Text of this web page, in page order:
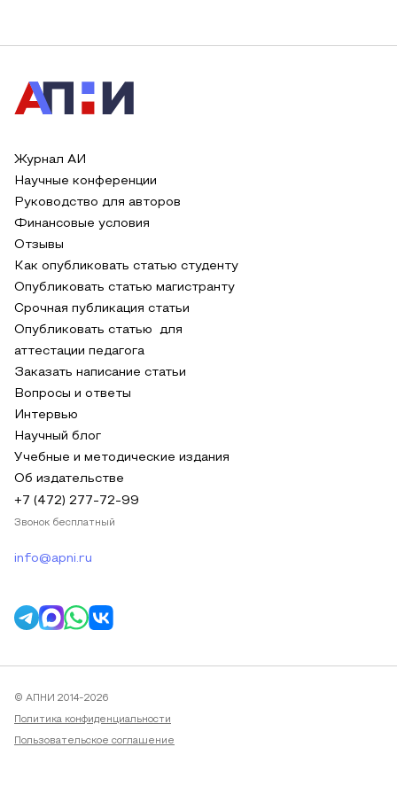
Журнал АИ
Научные конференции
Руководство для авторов
Финансовые условия
Отзывы
Как опубликовать статью студенту
Опубликовать статью магистранту
Срочная публикация статьи
Опубликовать статью для
аттестации педагога
Заказать написание статьи
Вопросы и ответы
Интервью
Научный блог
Учебные и методические издания
Об издательстве
+7 (472) 277-72-99
Звонок бесплатный
info@apni.ru
© АПНИ 2014-2026
Политика конфиденциальности
Пользовательское соглашение